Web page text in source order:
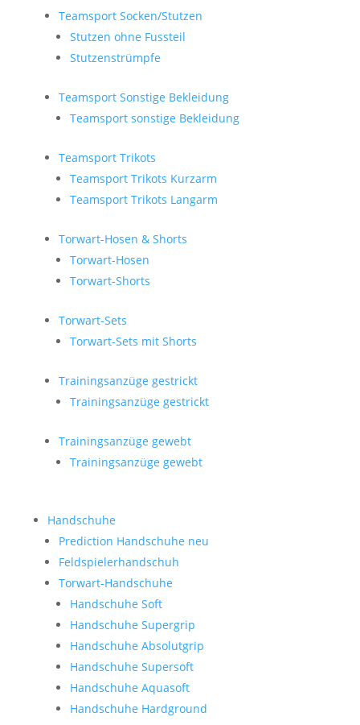
Teamsport Socken/Stutzen
Stutzen ohne Fussteil
Stutzenstrümpfe
Teamsport Sonstige Bekleidung
Teamsport sonstige Bekleidung
Teamsport Trikots
Teamsport Trikots Kurzarm
Teamsport Trikots Langarm
Torwart-Hosen & Shorts
Torwart-Hosen
Torwart-Shorts
Torwart-Sets
Torwart-Sets mit Shorts
Trainingsanzüge gestrickt
Trainingsanzüge gestrickt
Trainingsanzüge gewebt
Trainingsanzüge gewebt
Handschuhe
Prediction Handschuhe neu
Feldspielerhandschuh
Torwart-Handschuhe
Handschuhe Soft
Handschuhe Supergrip
Handschuhe Absolutgrip
Handschuhe Supersoft
Handschuhe Aquasoft
Handschuhe Hardground